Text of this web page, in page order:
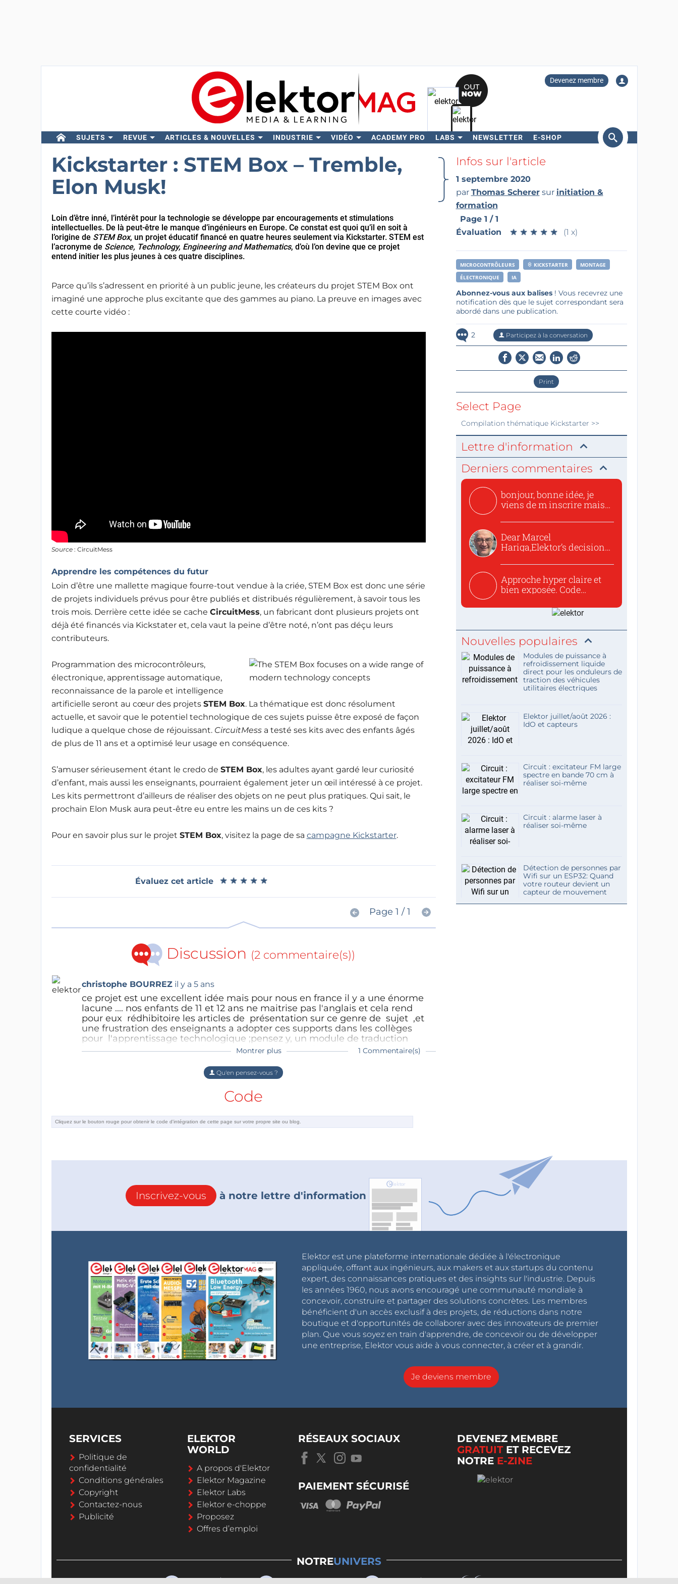
Devenez membre
SUJETS REVUE ARTICLES & NOUVELLES INDUSTRIE VIDÉO ACADEMY PRO LABS NEWSLETTER E-SHOP
Rechercher
Kickstarter : STEM Box – Tremble,
Elon Musk!
Loin d’être inné, l’intérêt pour la technologie se développe par encouragements et stimulations
intellectuelles. De là peut-être le manque d’ingénieurs en Europe. Ce constat est quoi qu’il en soit à
l’origine de STEM Box, un projet éducatif financé en quatre heures seulement via Kickstarter. STEM est
l’acronyme de Science, Technology, Engineering and Mathematics, d’où l’on devine que ce projet
entend initier les plus jeunes à ces quatre disciplines.
Parce qu’ils s’adressent en priorité à un public jeune, les créateurs du projet STEM Box ont
imaginé une approche plus excitante que des gammes au piano. La preuve en images avec
cette courte vidéo :
Source: CircuitMess
Apprendre les compétences du futur
Loin d’être une mallette magique fourre-tout vendue à la criée, STEM Box est donc une série
de projets individuels prévus pour être publiés et distribués régulièrement, à savoir tous les
trois mois. Derrière cette idée se cache CircuitMess, un fabricant dont plusieurs projets ont
déjà été financés via Kickstater et, cela vaut la peine d’être noté, n’ont pas déçu leurs
contributeurs.
Programmation des microcontrôleurs,
électronique, apprentissage automatique,
reconnaissance de la parole et intelligence
artificielle seront au cœur des projets STEM Box. La thématique est donc résolument
actuelle, et savoir que le potentiel technologique de ces sujets puisse être exposé de façon
ludique a quelque chose de réjouissant. CircuitMessa testé ses kits avec des enfants âgés
de plus de 11 ans et a optimisé leur usage en conséquence.
S’amuser sérieusement étant le credo de STEM Box, les adultes ayant gardé leur curiosité
d’enfant, mais aussi les enseignants, pourraient également jeter un œil intéressé à ce projet.
Les kits permettront d’ailleurs de réaliser des objets on ne peut plus pratiques. Qui sait, le
prochain Elon Musk aura peut-être eu entre les mains un de ces kits ?
Pour en savoir plus sur le projet STEM Box, visitez la page de sa campagne Kickstarter.
Évaluez cet article ★ ★ ★ ★ ★
★ ★ ★ ★ ★
Page 1 / 1
Discussion (2 commentaire(s))
christophe BOURREZ il y a 5 ans
ce projet est une excellent idée mais pour nous en france il y a une énorme
lacune .... nos enfants de 11 et 12 ans ne maitrise pas l'anglais et cela rend
pour eux rédhibitoire les articles de présentation sur ce genre de sujet ,et
une frustration des enseignants a adopter ces supports dans les collèges
pour l'apprentissage technologique ;pensez y, un module de traduction
inclus dans la page pourrait remédier a cela ,vous tirerez les bénéfices et les
Répondre
Concepteur depuis 30 ans, je ne maitrise toujours pas l'anglais.
Mais au moins je maitrise ma langue maternelle ...
Montrer plus 1 Commentaire(s)
Qu'en pensez-vous ?
Code
Infos sur l'article
1 septembre 2020
par Thomas Scherersur initiation &
formation
Page 1 / 1
Évaluation
★ ★ ★ ★ ★
★ ★ ★ ★ ★ (1 x)
MICROCONTRÔLEURS KICKSTARTER
MONTAGE
ÉLECTRONIQUE
IA
Abonnez-vous aux balises! Vous recevrez une
notification dès que le sujet correspondant sera
abordé dans une publication.
2 Participez à la conversation
Print
Select Page
Compilation thématique Kickstarter >>
Lettre d'information
Derniers commentaires
bonjour, bonne idée, je
viens de m inscrire mais
Dear Marcel
Hariga,Elektor’s decision
Approche hyper claire et
bien exposée. Code
Nouvelles populaires
Modules de puissance à
refroidissement liquide
direct pour les onduleurs de
traction des véhicules
utilitaires électriques
Elektor juillet/août 2026 :
IdO et capteurs
Circuit : excitateur FM large
spectre en bande 70 cm à
réaliser soi-même
Circuit : alarme laser à
réaliser soi-même
Détection de personnes par
Wifi sur un ESP32: Quand
votre routeur devient un
capteur de mouvement
Inscrivez-vous à notre lettre d'information
Elektor est une plateforme internationale dédiée à l'électronique
appliquée, offrant aux ingénieurs, aux makers et aux startups du contenu
expert, des connaissances pratiques et des insights sur l'industrie. Depuis
les années 1960, nous avons encouragé une communauté mondiale à
concevoir, construire et partager des solutions concrètes. Les membres
bénéficient d'un accès exclusif à des projets, de réductions dans notre
boutique et d'opportunités de collaborer avec des innovateurs de premier
plan. Que vous soyez en train d'apprendre, de concevoir ou de développer
une entreprise, Elektor vous aide à vous connecter, à créer et à grandir.
Je deviens membre
SERVICES
Politique de
confidentialité
Conditions générales
Copyright
Contactez-nous
Publicité
ELEKTOR
WORLD
A propos d'Elektor
Elektor Magazine
Elektor Labs
Elektor e-choppe
Proposez
Offres d’emploi
RÉSEAUX SOCIAUX
PAIEMENT SÉCURISÉ
DEVENEZ MEMBRE
GRATUITET RECEVEZ
NOTRE E-ZINE
NOTREUNIVERS